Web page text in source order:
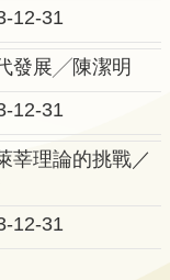
12-31
發展╱陳潔明
12-31
莘理論的挑戰／
12-31